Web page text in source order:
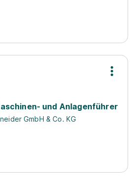
und Anlagenführer
GmbH & Co. KG